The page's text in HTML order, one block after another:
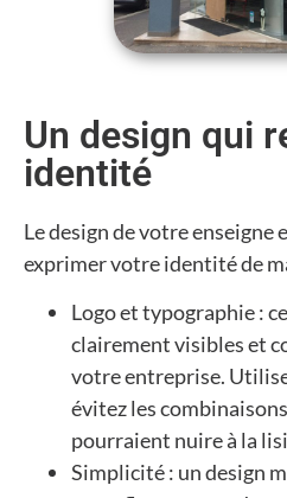
Un design qui
identité
Le design de votre enseigne
exprimer votre identité de
Logo et typographie :
clairement visibles et
votre entreprise.
évitez les
pourraient nuire à la
Simplicité : un design